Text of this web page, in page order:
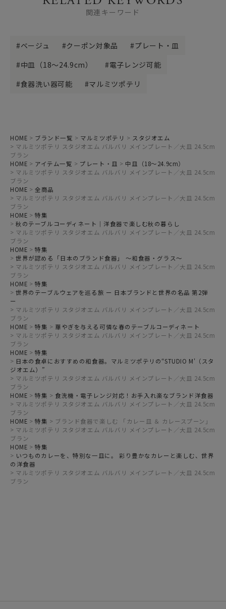
関連キーワード
ベージュ クーポン対象品
プレート・皿
中皿（18～24.9cm）
電子レンジ可能
食器洗い器可能
マルミツポテリ
HOME ブランド一覧 マルミツポテリ
スタジオエム
マルミツポテリ スタジオエム バルバリ メインプレート／大皿 24.5cm
ブラン
HOME
アイテム一覧 プレート・皿
中皿（18～24.9cm）
マルミツポテリ スタジオエム バルバリ メインプレート／大皿 24.5cm
ブラン
HOME
全商品
マルミツポテリ スタジオエム バルバリ メインプレート／大皿 24.5cm
ブラン
HOME
特集
秋のテーブルコーディネート｜洋食器で楽しむ秋の暮らし
マルミツポテリ スタジオエム バルバリ メインプレート／大皿 24.5cm
ブラン
HOME
特集
世界が認める「日本のブランド食器」 ～和食器・グラス～
マルミツポテリ スタジオエム バルバリ メインプレート／大皿 24.5cm
ブラン
HOME
特集
世界のテーブルウェアを巡る旅 ー 日本ブランドと世界の名品 第2弾
ー
マルミツポテリ スタジオエム バルバリ メインプレート／大皿 24.5cm
ブラン
HOME
特集
華やぎを与える可憐な春のテーブルコーディネート
マルミツポテリ スタジオエム バルバリ メインプレート／大皿 24.5cm
ブラン
HOME
特集
日本の食卓におすすめの和食器。マルミツポテリの“STUDIO M'（スタ
ジオエム）”
マルミツポテリ スタジオエム バルバリ メインプレート／大皿 24.5cm
ブラン
HOME
特集
食洗機・電子レンジ対応！お手入れ楽なブランド洋食器
マルミツポテリ スタジオエム バルバリ メインプレート／大皿 24.5cm
ブラン
HOME
特集
ブランド食器で楽しむ 「カレー皿 ＆ カレースプーン」
マルミツポテリ スタジオエム バルバリ メインプレート／大皿 24.5cm
ブラン
HOME
特集
いつものカレーを、特別な一皿に。 彩り豊かなカレーと楽しむ、世界
の洋食器
マルミツポテリ スタジオエム バルバリ メインプレート／大皿 24.5cm
ブラン